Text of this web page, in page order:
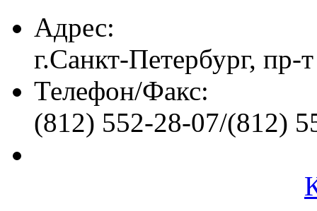
Адрес:
г.Санкт-Петербург, пр-
Телефон/Факс:
(812) 552-28-07/(812)